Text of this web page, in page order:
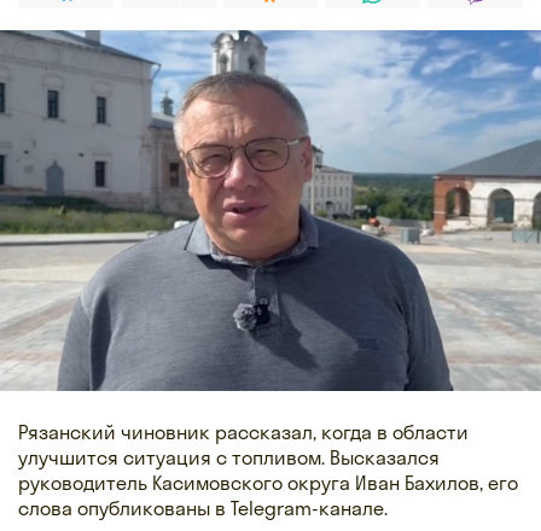
Рязанский чиновник рассказал, когда в области
улучшится ситуация с топливом. Высказался
руководитель Касимовского округа Иван Бахилов, его
слова опубликованы в Telegram-канале.